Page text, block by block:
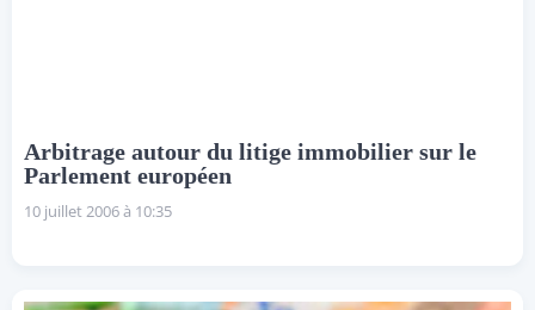
Arbitrage autour du litige immobilier sur le
Parlement européen
10 juillet 2006 à 10:35